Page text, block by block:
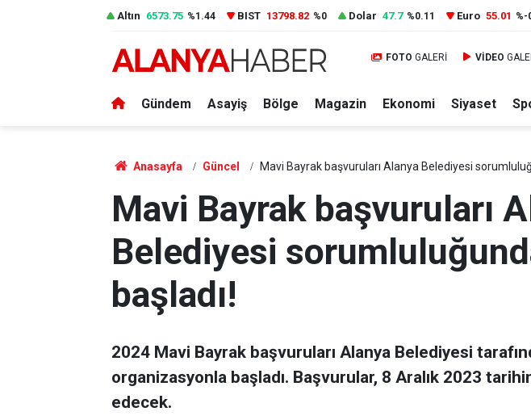
Altın 6573.75 %1.44 BIST 13798.82 %0 Dolar 47.7 %0.11 Euro 55.01 %-
FOTO GALERİ VİDEO
Gündem Asayiş Bölge Magazin Ekonomi Siyaset
Anasayfa Güncel Mavi Bayrak başvuruları Alanya Belediyesi
Mavi Bayrak başvuruları
Belediyesi
başladı!
2024 Mavi Bayrak başvuruları Alanya Belediyesi
organizasyonla başladı. Başvurular, 8 Aralık 2023
edecek.